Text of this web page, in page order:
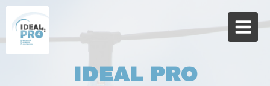
IDEAL PRO